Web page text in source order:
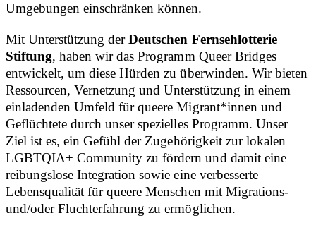
Umgebungen einschränken können.
Mit Unterstützung derDeutschen Fernsehlotterie
Stiftung, haben wir das Programm Queer Bridges
entwickelt, um diese Hürden zu überwinden. Wir bieten
Ressourcen, Vernetzung und Unterstützung in einem
einladenden Umfeld für queere Migrant*innen und
Geflüchtete durch unser spezielles Programm. Unser
Ziel ist es, ein Gefühl der Zugehörigkeit zur lokalen
LGBTQIA+ Community zu fördern und damit eine
reibungslose Integration sowie eine verbesserte
Lebensqualität für queere Menschen mit Migrations-
und/oder Fluchterfahrung zu ermöglichen.